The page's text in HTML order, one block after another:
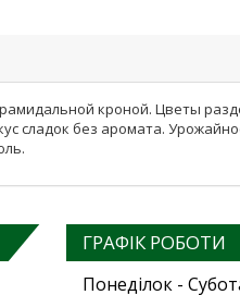
кроной. Цветы
сладок без аромата.
ГРАФІК РОБОТИ
Понеділок -